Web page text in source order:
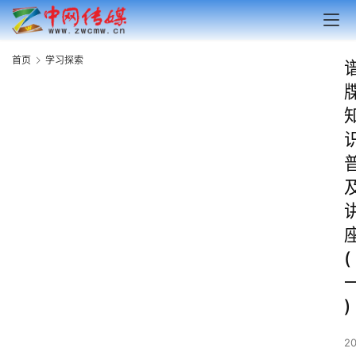
首页 学习探索
(
)